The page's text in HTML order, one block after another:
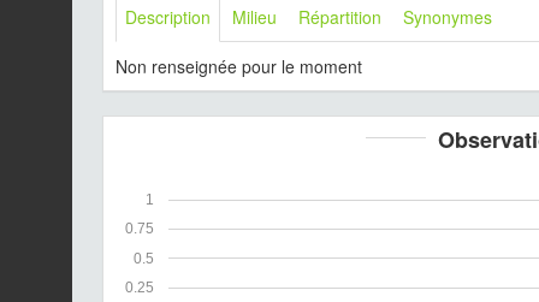
Description Milieu Répartition Synonymes
Non renseignée pour le moment
0.25
0.5
0.75
1